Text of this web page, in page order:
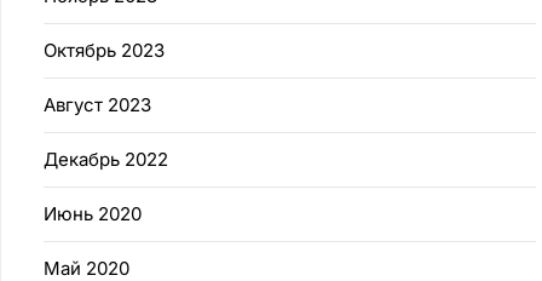
Октябрь 2023
Август 2023
Декабрь 2022
Июнь 2020
Май 2020